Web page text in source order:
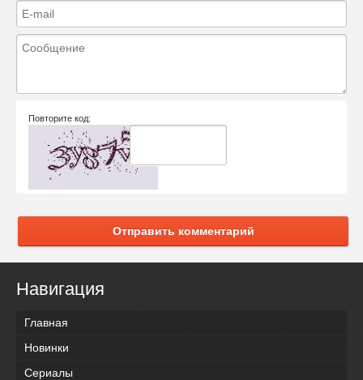
Повторите код:
Отправить комментарий
Навигация
Главная
Новинки
Сериалы